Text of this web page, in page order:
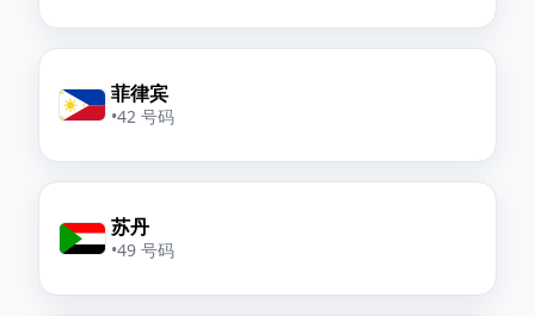
菲律宾
•42 号码
苏丹
•49 号码